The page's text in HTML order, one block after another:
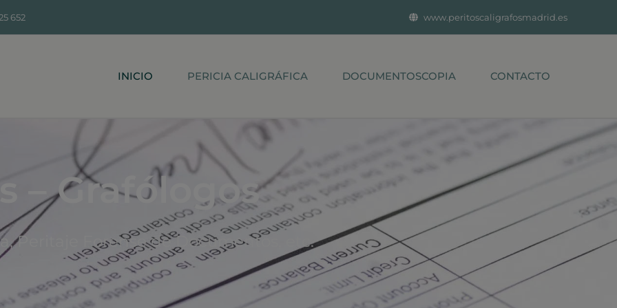
652 www.peritoscaligrafosmadrid.es
INICIO PERICIA CALIGRÁFICA DOCUMENTOSCOPIA CONTACTO
– Grafólogos
Peritaje Forense de Documentos, etc.